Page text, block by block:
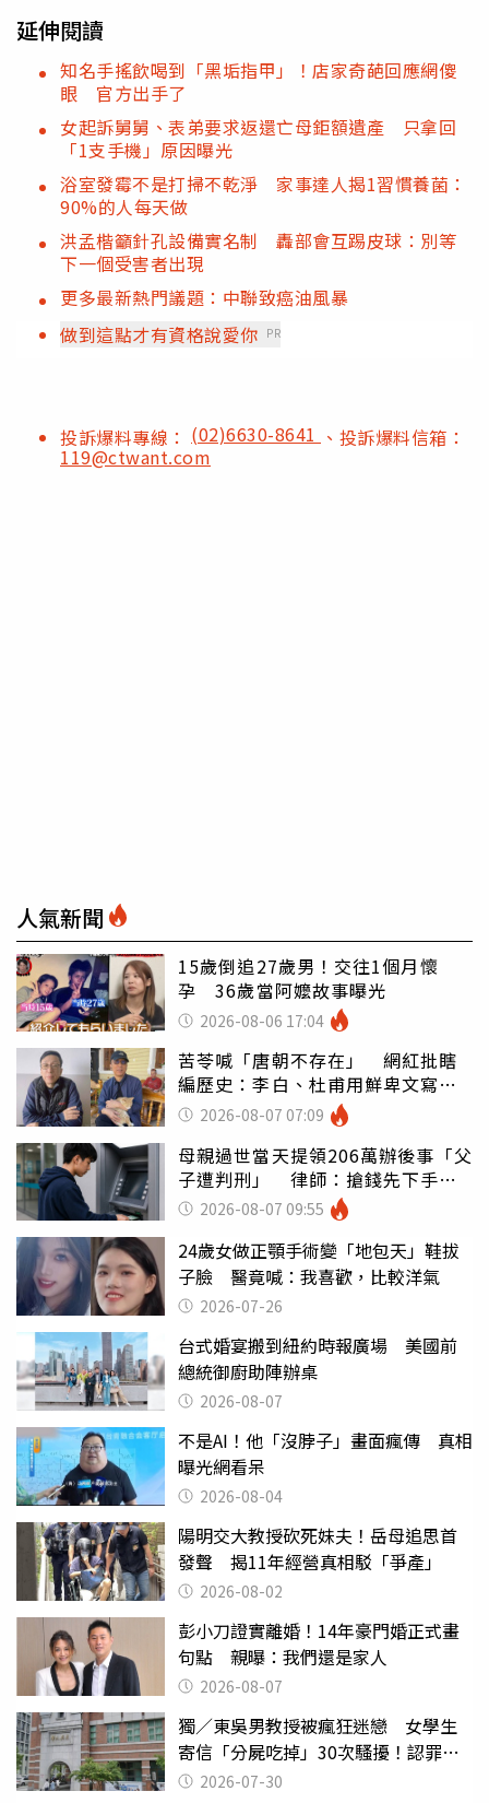
延伸閱讀
知名手搖飲喝到「黑垢指甲」！店家奇葩回應網傻
眼 官方出手了
女起訴舅舅、表弟要求返還亡母鉅額遺產 只拿回
「1支手機」原因曝光
浴室發霉不是打掃不乾淨 家事達人揭1習慣養菌：
90%的人每天做
洪孟楷籲針孔設備實名制 轟部會互踢皮球：別等
下一個受害者出現
更多最新熱門議題：中聯致癌油風暴
做到這點才有資格說愛你 PR
投訴爆料專線： (02)6630-8641 、投訴爆料信箱：
119@ctwant.com
人氣新聞
15歲倒追27歲男！交往1個月懷
孕 36歲當阿嬤故事曝光
2026-08-06 17:04
苦苓喊「唐朝不存在」 網紅批瞎
編歷史：李白、杜甫用鮮卑文寫
詩？2026-08-07 07:09
母親過世當天提領206萬辦後事「父
子遭判刑」 律師：搶錢先下手是
罪 2026-08-07 09:55
24歲女做正顎手術變「地包天」鞋拔
子臉 醫竟喊：我喜歡，比較洋氣
2026-07-26
台式婚宴搬到紐約時報廣場 美國前
總統御廚助陣辦桌
2026-08-07
不是AI！他「沒脖子」畫面瘋傳 真相
曝光網看呆
2026-08-04
陽明交大教授砍死妹夫！岳母追思首
發聲 揭11年經營真相駁「爭產」
2026-08-02
彭小刀證實離婚！14年豪門婚正式畫
句點 親曝：我們還是家人
2026-08-07
獨／東吳男教授被瘋狂迷戀 女學生
寄信「分屍吃掉」30次騷擾！認罪免
關 2026-07-30